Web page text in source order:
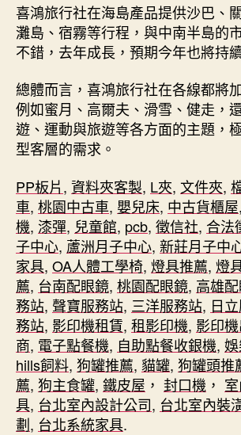
喜鴻旅行社在海島產品提供沙巴、
灘島、宿霧等行程，與中南半島的
不錯，去年成長，預期今年也將持
總體而言，喜鴻旅行社在各線都將
例如蜜月、高爾夫、滑雪、健走，
遊、運動與旅遊等各方面的主題，
型客層的需求。
PP板片, 資料夾客製, L夾, 文件夾,
車, 桃園中古車, 嬰兒床, 中古貨櫃屋,
機, 漆彈, 兒童館, pcb, 徵信社, 合法
子中心, 蘆洲月子中心, 新莊月子中
家具, OA人體工學椅, 燈具推薦, 燈
薦, 台南配眼鏡, 桃園配眼鏡, 高雄
務站, 聲寶服務站, 三洋服務站, 日
務站, 影印機租賃, 租影印機, 影印
商, 電子點餐機, 自助點餐收銀機,
hills飼料, 狗罐推薦, 貓罐, 狗罐頭推
薦, 狗主食罐, 鐵皮屋 ， 封口機 ，
具, 台北室內設計公司, 台北室內裝
劃, 台北系統家具.